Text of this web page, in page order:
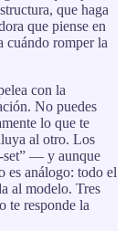
que haga
que piense en
cuándo romper la
con la
No puedes
lo que te
al otro. Los
set” — y aunque
es análogo: todo el
al modelo. Tres
te responde la